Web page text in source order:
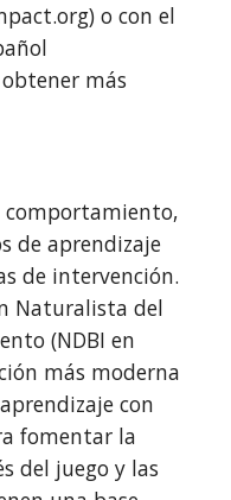
o con el
obtener más
comportamiento,
de aprendizaje
de intervención.
Naturalista del
(NDBI en
más moderna
con
fomentar la
del juego y las